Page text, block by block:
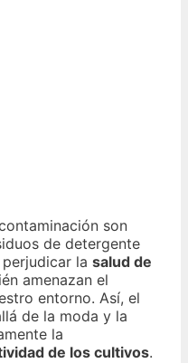
son
de detergente
la salud de
amenazan el
entorno. Así, el
de la moda y la
la
de los cultivos.